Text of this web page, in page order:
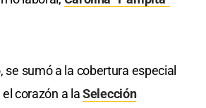
sumó a la cobertura especial
el corazón a laSelección